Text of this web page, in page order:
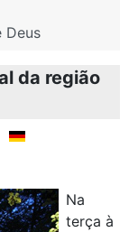
Deus
da região
Na
terça à